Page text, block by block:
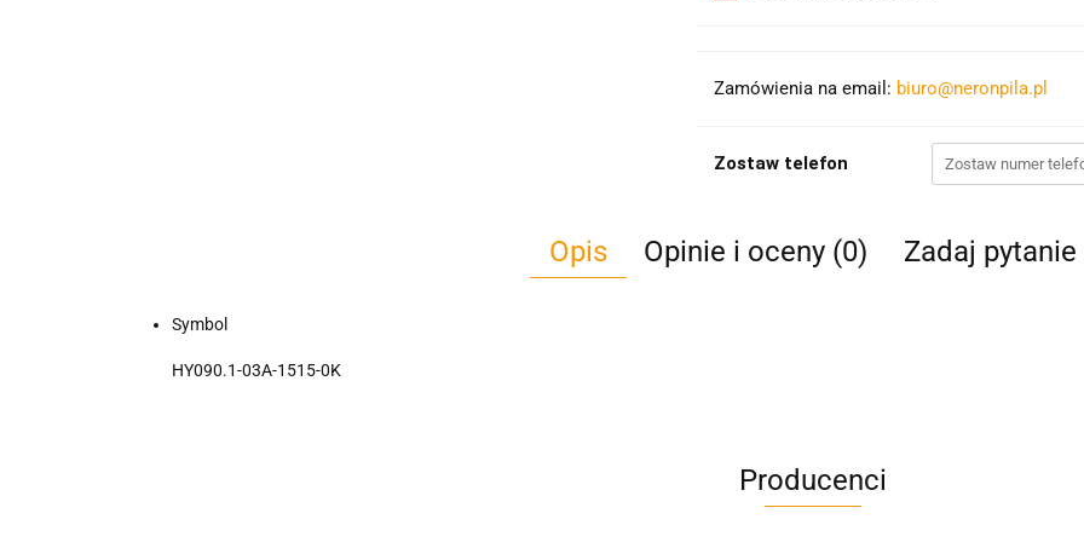
Zamówienia na email: biuro@neronpila.pl
Zostaw telefon
Opis Opinie i oceny (0) Zadaj pytanie
Symbol
HY090.1-03A-1515-0K
Producenci